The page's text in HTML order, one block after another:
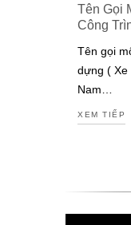
Tên Gọi
Công
Tên gọi
dựng ( Xe
Nam…
XEM TIẾP